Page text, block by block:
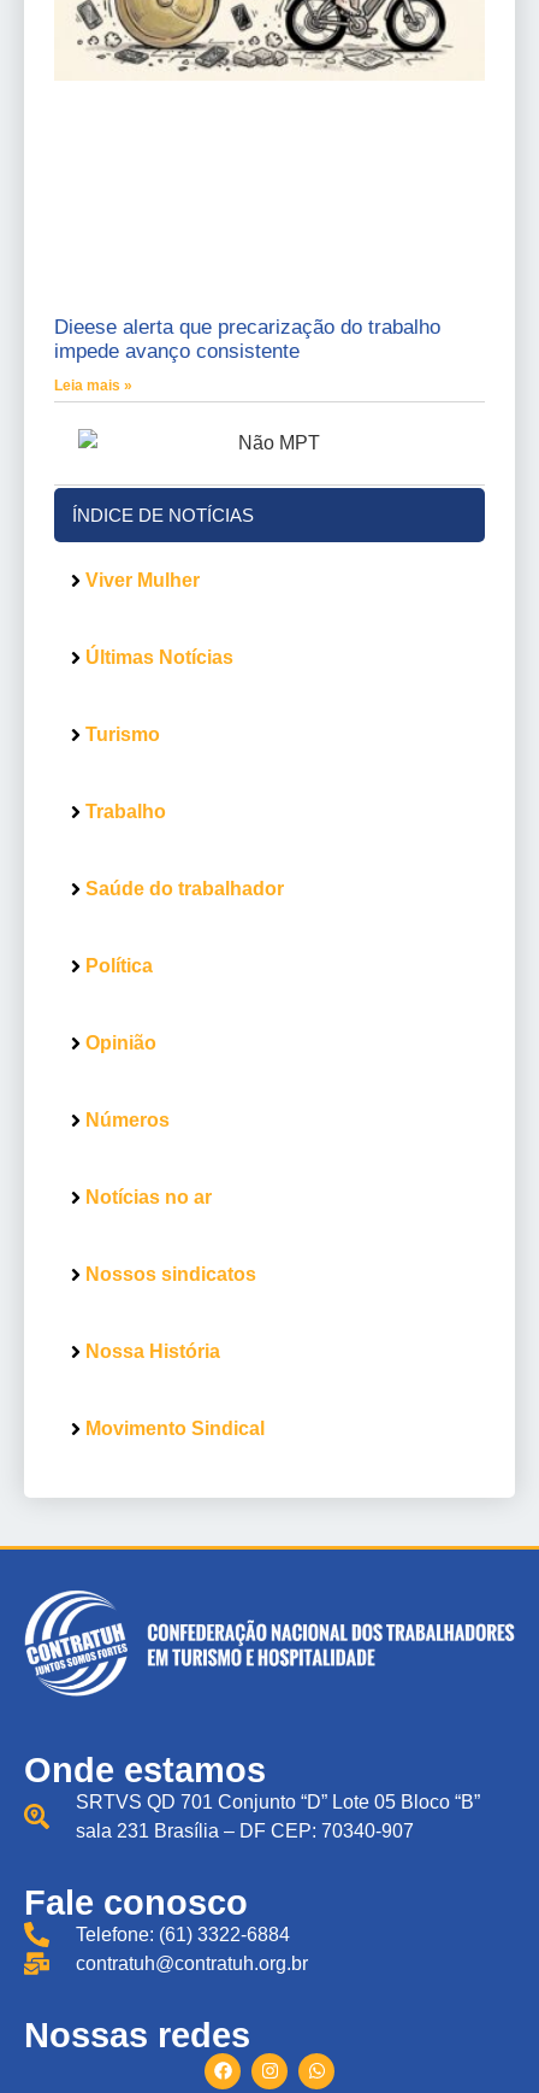
Dieese alerta que precarização do trabalho
impede avanço consistente
Leia mais »
ÍNDICE DE NOTÍCIAS
Viver Mulher
Últimas Notícias
Turismo
Trabalho
Saúde do trabalhador
Política
Opinião
Números
Notícias no ar
Nossos sindicatos
Nossa História
Movimento Sindical
Onde estamos
SRTVS QD 701 Conjunto “D” Lote 05 Bloco “B”
sala 231 Brasília – DF CEP: 70340-907
Fale conosco
Telefone: (61) 3322-6884
contratuh@contratuh.org.br
Nossas redes